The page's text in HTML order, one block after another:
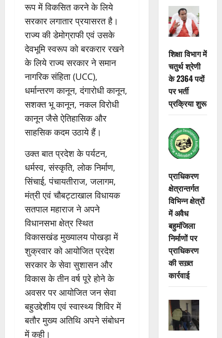
रूप में विकसित करने के लिये
सरकार लगातार प्रयासरत है।
राज्य की डेमोग्राफी एवं उसके
देवभूमि स्वरूप को बरकरार रखने
के लिये राज्य सरकार ने समान
नागरिक संहिता (UCC),
धर्मान्तरण कानून, दंगारोधी कानून,
सशक्त भू कानून, नकल विरोधी
कानून जैसे ऐतिहासिक और
साहसिक कदम उठाये हैं।
उक्त बात प्रदेश के पर्यटन,
धर्मस्व, संस्कृति, लोक निर्माण,
सिंचाई, पंचायतीराज, जलागम,
मंत्री एवं चौबट्टाखाल विधायक
सतपाल महाराज ने अपने
विधानसभा क्षेत्र स्थित
विकासखंड मुख्यालय पोखड़ा में
शुक्रवार को आयोजित प्रदेश
सरकार के सेवा सुशासन और
विकास के तीन वर्ष पूरे होने के
अवसर पर आयोजित जन सेवा
बहुउद्देशीय एवं स्वास्थ्य शिविर में
बतौर मुख्य अतिथि अपने संबोधन
में कही।
शिक्षा विभाग में
चतुर्थ श्रेणी
के 2364 पदों
पर भर्ती
प्रक्रिया शुरू
प्राधिकरण
क्षेत्रान्तर्गत
विभिन्न क्षेत्रों
में अवैध
बहुमंजिला
निर्माणों पर
प्राधिकरण
की सख़्त
कार्रवाई